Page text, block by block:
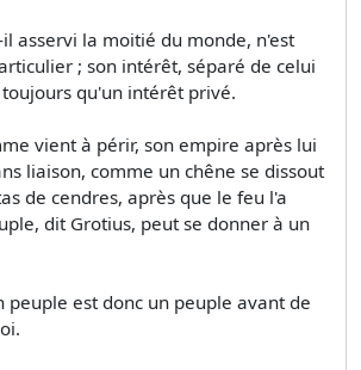
asservi la moitié du monde, n'est
; son intérêt, séparé de celui
qu'un intérêt privé.
vient à périr, son empire après lui
liaison, comme un chêne se dissout
de cendres, après que le feu l'a
dit Grotius, peut se donner à un
peuple est donc un peuple avant de